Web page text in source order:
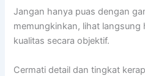
Jangan hanya puas dengan
memungkinkan, lihat langsung
kualitas secara objektif.
Cermati detail dan tingkat